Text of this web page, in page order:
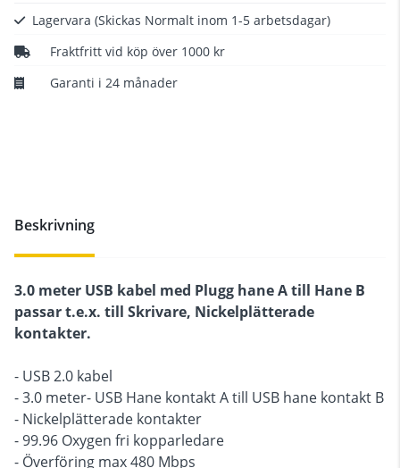
Lagervara (Skickas Normalt inom 1-5 arbetsdagar)
Fraktfritt vid köp över 1000 kr
Garanti i 24 månader
Beskrivning
3.0 meter USB kabel med Plugg hane A till Hane B
passar t.e.x. till Skrivare, Nickelplätterade
kontakter.
- USB 2.0 kabel
- 3.0 meter- USB Hane kontakt A till USB hane kontakt B
- Nickelplätterade kontakter
- 99.96 Oxygen fri kopparledare
- Överföring max 480 Mbps